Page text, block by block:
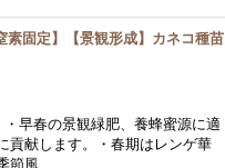
素固定】【景観形成】カネコ種苗
早春の景観緑肥、養蜂蜜源に適
貢献します。・春期はレンゲ華
節風…